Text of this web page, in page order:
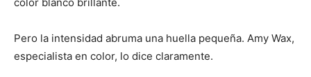
Pero la intensidad abruma una huella pequeña. Amy Wax,
especialista en color, lo dice claramente.